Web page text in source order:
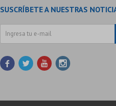
SUSCRÍBETE A NUESTRAS
   